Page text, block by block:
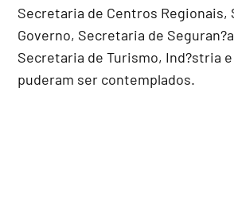
Secretaria de Centros Regionais,
Governo, Secretaria de
Secretaria de Turismo, Ind?stria
puderam ser contemplados.